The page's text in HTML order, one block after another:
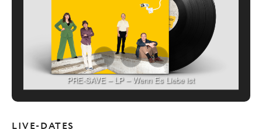
PRE-SAVE – LP – Wenn Es Liebe ist
LIVE-DATES